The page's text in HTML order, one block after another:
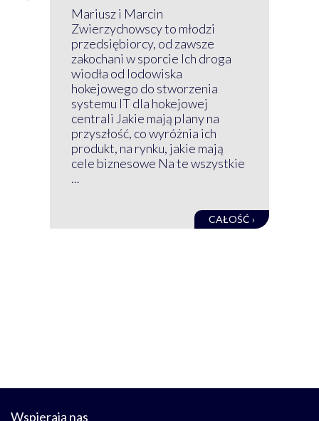
Mariusz i Marcin
Zwierzychowscy to młodzi
przedsiębiorcy, od zawsze
zakochani w sporcie Ich droga
wiodła od lodowiska
hokejowego do stworzenia
systemu IT dla hokejowej
centrali Jakie mają plany na
przyszłość, co wyróżnia ich
produkt, na rynku, jakie mają
cele biznesowe Na te wszystkie
...
CAŁOŚĆ ›
Wspierają nas